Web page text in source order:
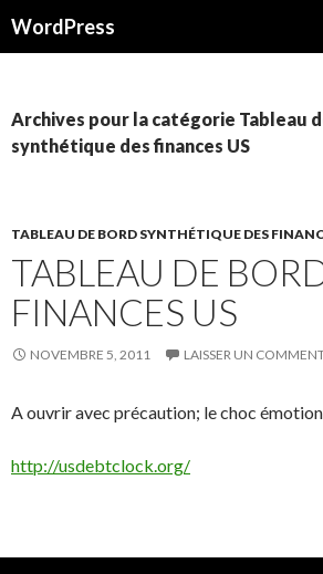
WordPress
Archives pour la catégorie Tableau
synthétique des finances US
TABLEAU DE BORD SYNTHÉTIQUE DES
TABLEAU DE
FINANCES US
NOVEMBRE 5, 2011 LAISSER UN
A ouvrir avec précaution; le choc
http://usdebtclock.org/